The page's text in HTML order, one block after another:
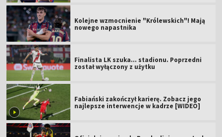
Kolejne wzmocnienie "Królewskich"! Mają
nowego napastnika
Finalista LK szuka... stadionu. Poprzedni
został wyłączony z użytku
Fabiański zakończył karierę. Zobacz jego
najlepsze interwencje w kadrze [WIDEO]